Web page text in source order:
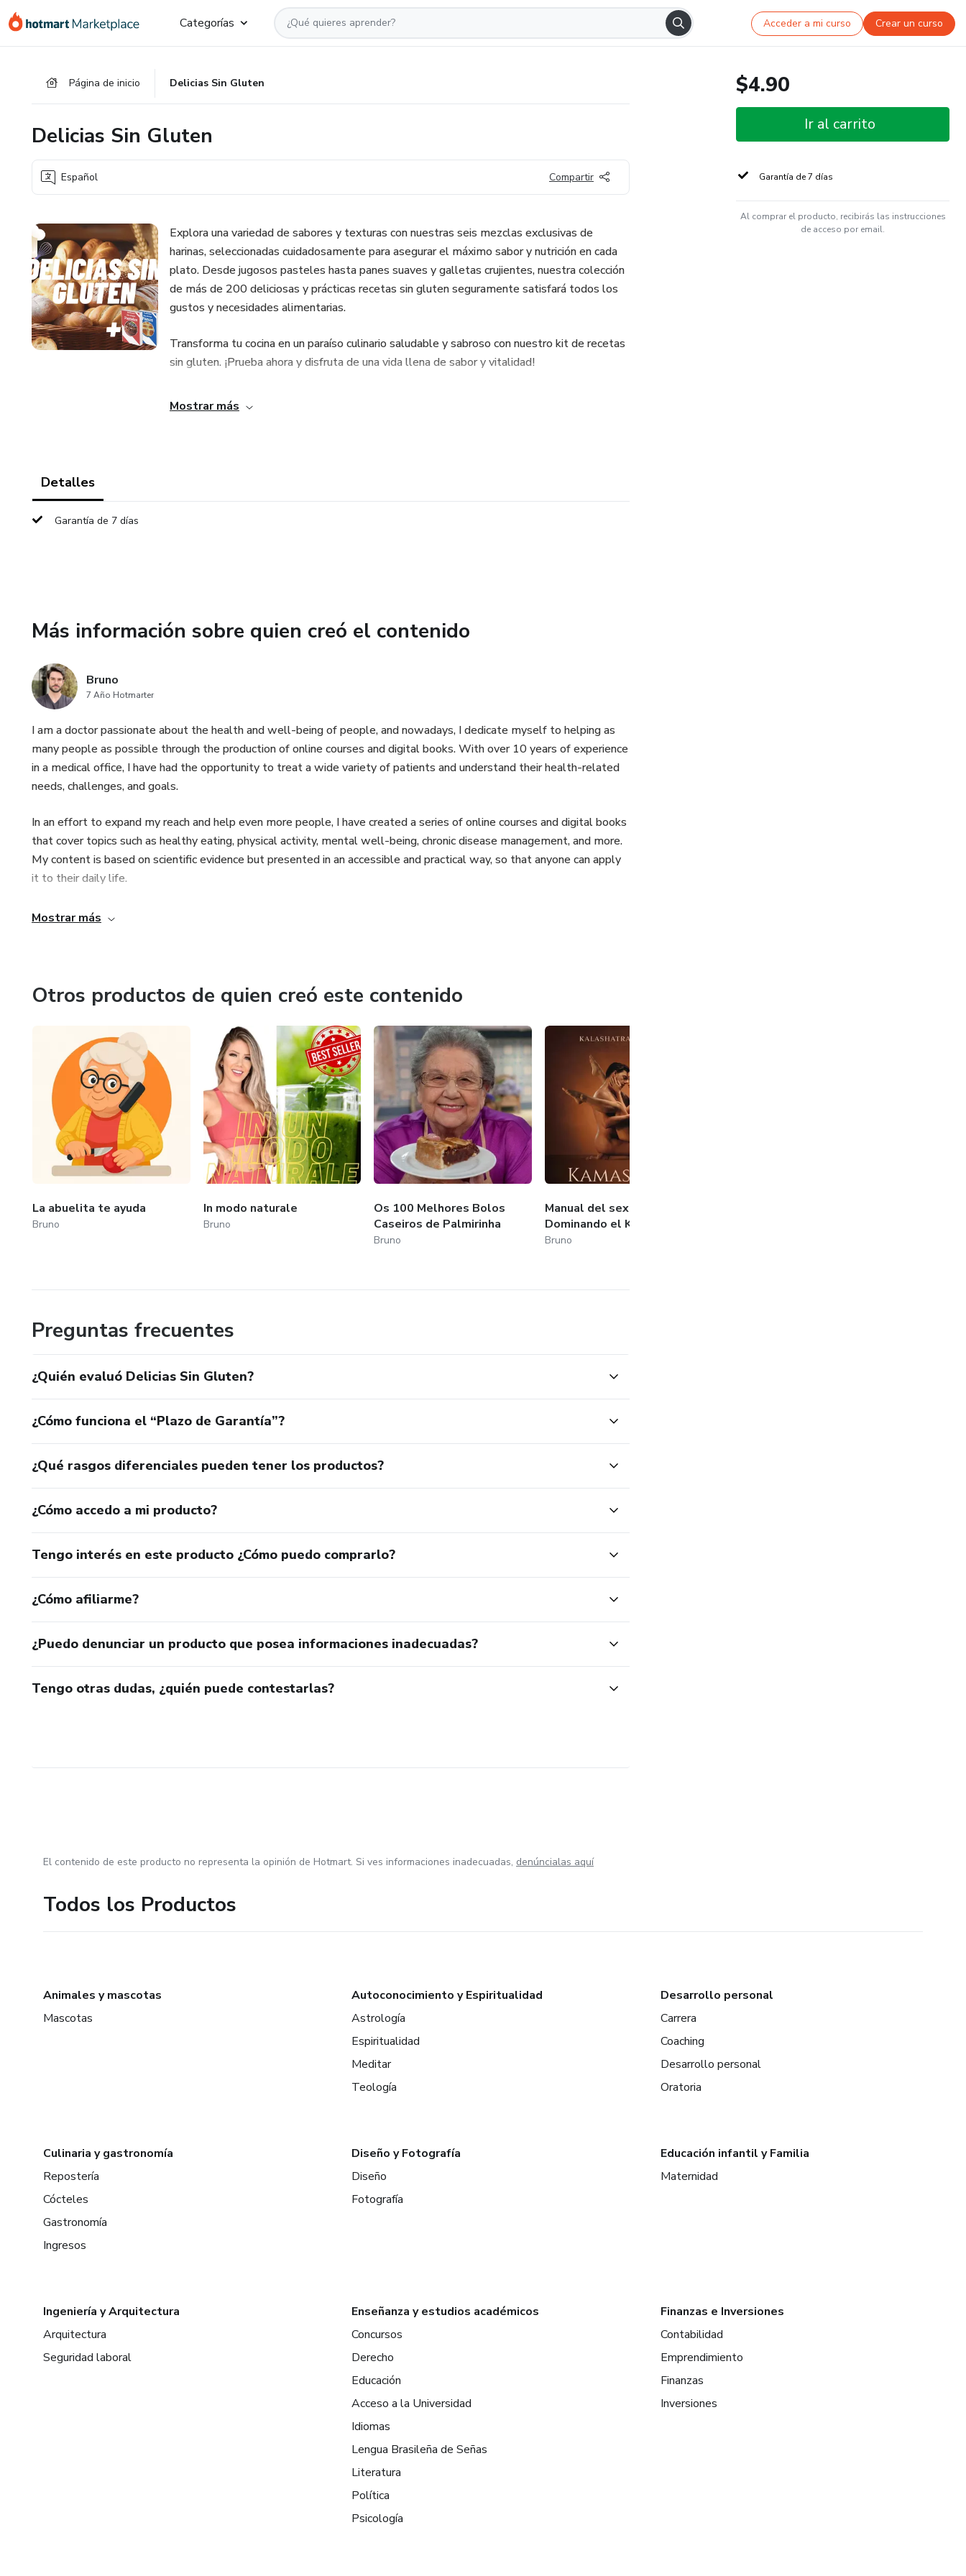
Categorías Acceder a mi curso Crear un curso
Página de inicio Delicias Sin Gluten
Delicias Sin Gluten
Español Compartir
Explora una variedad de sabores y texturas con nuestras seis mezclas exclusivas de
harinas, seleccionadas cuidadosamente para asegurar el máximo sabor y nutrición en cada
plato. Desde jugosos pasteles hasta panes suaves y galletas crujientes, nuestra colección
de más de 200 deliciosas y prácticas recetas sin gluten seguramente satisfará todos los
gustos y necesidades alimentarias.
Transforma tu cocina en un paraíso culinario saludable y sabroso con nuestro kit de recetas
sin gluten. ¡Prueba ahora y disfruta de una vida llena de sabor y vitalidad!
Mostrar más
Detalles
Garantía de 7 días
Más información sobre quien creó el contenido
Bruno
7 Año Hotmarter
I am a doctor passionate about the health and well-being of people, and nowadays, I dedicate myself to helping as
many people as possible through the production of online courses and digital books. With over 10 years of experience
in a medical office, I have had the opportunity to treat a wide variety of patients and understand their health-related
needs, challenges, and goals.
In an effort to expand my reach and help even more people, I have created a series of online courses and digital books
that cover topics such as healthy eating, physical activity, mental well-being, chronic disease management, and more.
My content is based on scientific evidence but presented in an accessible and practical way, so that anyone can apply
it to their daily life.
My products are aimed at those who are looking for a healthier lifestyle, with more quality and balance, and who
Mostrar más
Otros productos de quien creó este contenido
La abuelita te ayuda
Bruno
In modo naturale
Bruno
Os 100 Melhores Bolos
Caseiros de Palmirinha
Bruno
Manual del sexo:
Dominando el Kama Sutra
Bruno
Preguntas frecuentes
¿Quién evaluó Delicias Sin Gluten?
¿Cómo funciona el “Plazo de Garantía”?
¿Qué rasgos diferenciales pueden tener los productos?
¿Cómo accedo a mi producto?
Tengo interés en este producto ¿Cómo puedo comprarlo?
¿Cómo afiliarme?
¿Puedo denunciar un producto que posea informaciones inadecuadas?
Tengo otras dudas, ¿quién puede contestarlas?
$4.90
Ir al carrito
Garantía de 7 días
Al comprar el producto, recibirás las instrucciones
de acceso por email.
El contenido de este producto no representa la opinión de Hotmart. Si ves informaciones inadecuadas, denúncialas aquí
Todos los Productos
Animales y mascotas
Mascotas
Autoconocimiento y Espiritualidad
Astrología
Espiritualidad
Meditar
Teología
Desarrollo personal
Carrera
Coaching
Desarrollo personal
Oratoria
Culinaria y gastronomía
Repostería
Cócteles
Gastronomía
Ingresos
Diseño y Fotografía
Diseño
Fotografía
Educación infantil y Familia
Maternidad
Ingeniería y Arquitectura
Arquitectura
Seguridad laboral
Enseñanza y estudios académicos
Concursos
Derecho
Educación
Acceso a la Universidad
Idiomas
Lengua Brasileña de Señas
Literatura
Política
Psicología
Finanzas e Inversiones
Contabilidad
Emprendimiento
Finanzas
Inversiones